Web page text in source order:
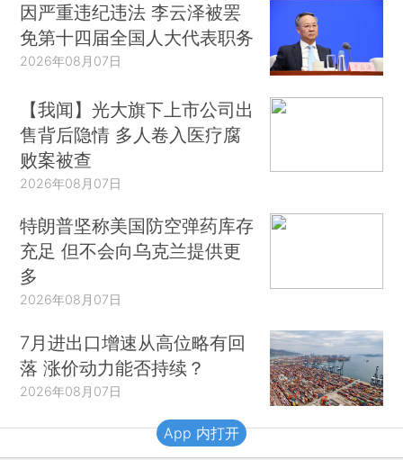
因严重违纪违法 李云泽被罢
免第十四届全国人大代表职务
2026年08月07日
【我闻】光大旗下上市公司出
售背后隐情 多人卷入医疗腐
败案被查
2026年08月07日
特朗普坚称美国防空弹药库存
充足 但不会向乌克兰提供更
多
2026年08月07日
7月进出口增速从高位略有回
落 涨价动力能否持续？
2026年08月07日
App 内打开